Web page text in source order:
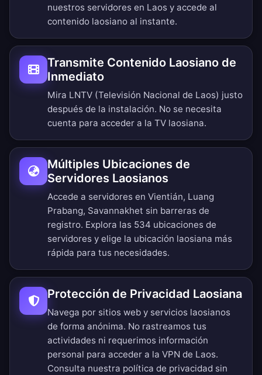
nuestros servidores en Laos y accede al
contenido laosiano al instante.
Transmite Contenido Laosiano de
Inmediato
Mira LNTV (Televisión Nacional de Laos) justo
después de la instalación. No se necesita
cuenta para acceder a la TV laosiana.
Múltiples Ubicaciones de
Servidores Laosianos
Accede a servidores en Vientián, Luang
Prabang, Savannakhet sin barreras de
registro. Explora las 534 ubicaciones de
servidores y elige la ubicación laosiana más
rápida para tus necesidades.
Protección de Privacidad Laosiana
Navega por sitios web y servicios laosianos
de forma anónima. No rastreamos tus
actividades ni requerimos información
personal para acceder a la VPN de Laos.
Consulta nuestra política de privacidad sin